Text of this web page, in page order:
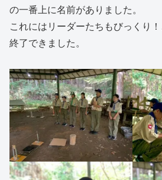
の一番上に名前がありました。
これにはリーダーたちもびっくり
終了できました。